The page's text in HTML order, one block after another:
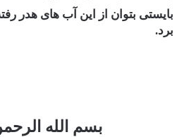
بایستی بتوان از این آب های هدر
برد.
بسم الله